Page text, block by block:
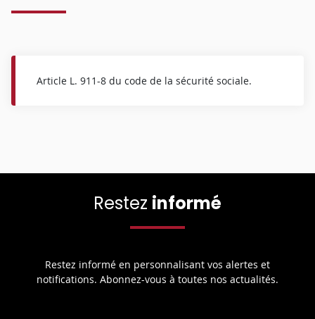
Article L. 911-8 du code de la sécurité sociale.
Restez informé
Restez informé en personnalisant vos alertes et
notifications. Abonnez-vous à toutes nos actualités.